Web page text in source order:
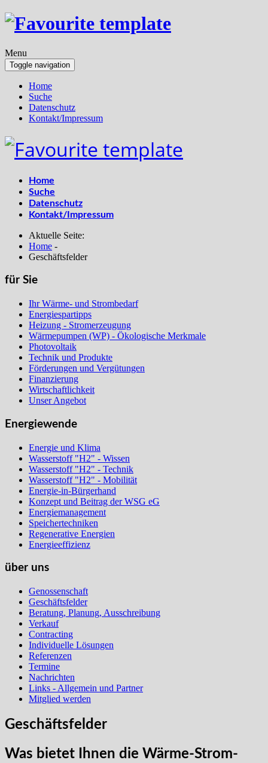
Menu
Toggle navigation
Home
Suche
Datenschutz
Kontakt/Impressum
Home
Suche
Datenschutz
Kontakt/Impressum
Aktuelle Seite:
Home -
Geschäftsfelder
für Sie
Ihr Wärme- und Strombedarf
Energiespartipps
Heizung - Stromerzeugung
Wärmepumpen (WP) - Ökologische Merkmale
Photovoltaik
Technik und Produkte
Förderungen und Vergütungen
Finanzierung
Wirtschaftlichkeit
Unser Angebot
Energiewende
Energie und Klima
Wasserstoff "H2" - Wissen
Wasserstoff "H2" - Technik
Wasserstoff "H2" - Mobilität
Energie-in-Bürgerhand
Konzept und Beitrag der WSG eG
Energiemanagement
Speichertechniken
Regenerative Energien
Energieeffizienz
über uns
Genossenschaft
Geschäftsfelder
Beratung, Planung, Ausschreibung
Verkauf
Contracting
Individuelle Lösungen
Referenzen
Termine
Nachrichten
Links - Allgemein und Partner
Mitglied werden
Geschäftsfelder
Was bietet Ihnen die Wärme-Strom-